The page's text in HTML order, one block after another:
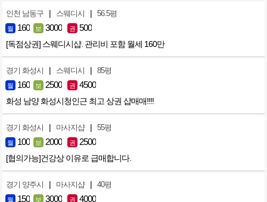
인천 남동구 | 스웨디시 | 56.5평
월 160 보 3000 권 500
[독점상권] 스웨디시샵. 관리비 포함 월세 160만
경기 화성시 | 스웨디시 | 85평
월 160 보 2500 권 4500
화성 남양 화성시청인근 최고 상권 샵매매!!!!
경기 화성시 | 마사지샵 | 55평
월 100 보 2000 권 2500
[협의가능]건강상 이유로 급매합니다.
경기 양주시 | 마사지샵 | 40평
월 150 보 3000 권 4000